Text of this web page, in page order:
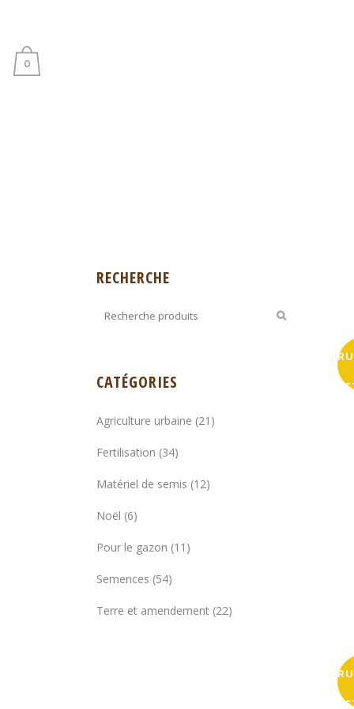
0
RECHERCHE
CATÉGORIES
Agriculture urbaine (21)
Fertilisation (34)
Matériel de semis (12)
Noël (6)
Pour le gazon (11)
Semences (54)
Terre et amendement (22)